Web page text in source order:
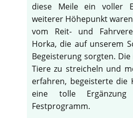
diese Meile ein voller
weiterer Höhepunkt
vom Reit- und
Horka, die auf unserem
Begeisterung sorgten.
Tiere zu streicheln und
erfahren, begeisterte die
eine tolle
Festprogramm.